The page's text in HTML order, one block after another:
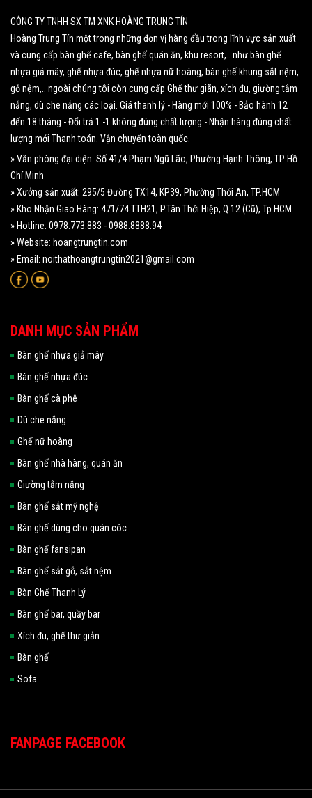
CÔNG TY TNHH SX TM XNK HOÀNG TRUNG TÍN
Hoàng Trung Tín một trong những đơn vị hàng đầu trong lĩnh vực sản xuất
và cung cấp bàn ghế cafe, bàn ghế quán ăn, khu resort,.. như bàn ghế
nhựa giả mây, ghế nhựa đúc, ghế nhựa nữ hoàng, bàn ghế khung sắt nệm,
gỗ nệm,.. ngoài chúng tôi còn cung cấp Ghế thư giãn, xích đu, giường tắm
nắng, dù che nắng các loại. Giá thanh lý - Hàng mới 100% - Bảo hành 12
đến 18 tháng - Đổi trả 1 -1 không đúng chất lượng - Nhận hàng đúng chất
lượng mới Thanh toán. Vận chuyển toàn quốc.
» Văn phòng đại diện: Số 41/4 Phạm Ngũ Lão, Phường Hạnh Thông, TP Hồ
Chí Minh
» Xưởng sản xuất: 295/5 Đường TX14, KP39, Phường Thới An, TP.HCM
» Kho Nhận Giao Hàng: 471/74 TTH21, P.Tân Thới Hiệp, Q.12 (Cũ), Tp HCM
» Hotline: 0978.773.883 - 0988.8888.94
» Website: hoangtrungtin.com
» Email: noithathoangtrungtin2021@gmail.com
DANH MỤC SẢN PHẨM
Bàn ghế nhựa giả mây
Bàn ghế nhựa đúc
Bàn ghế cà phê
Dù che nắng
Ghế nữ hoàng
Bàn ghế nhà hàng, quán ăn
Giường tắm nắng
Bàn ghế sắt mỹ nghệ
Bàn ghế dùng cho quán cóc
Bàn ghế fansipan
Bàn ghế sắt gỗ, sắt nệm
Bàn Ghế Thanh Lý
Bàn ghế bar, quầy bar
Xích đu, ghế thư giản
Bàn ghế
Sofa
FANPAGE FACEBOOK